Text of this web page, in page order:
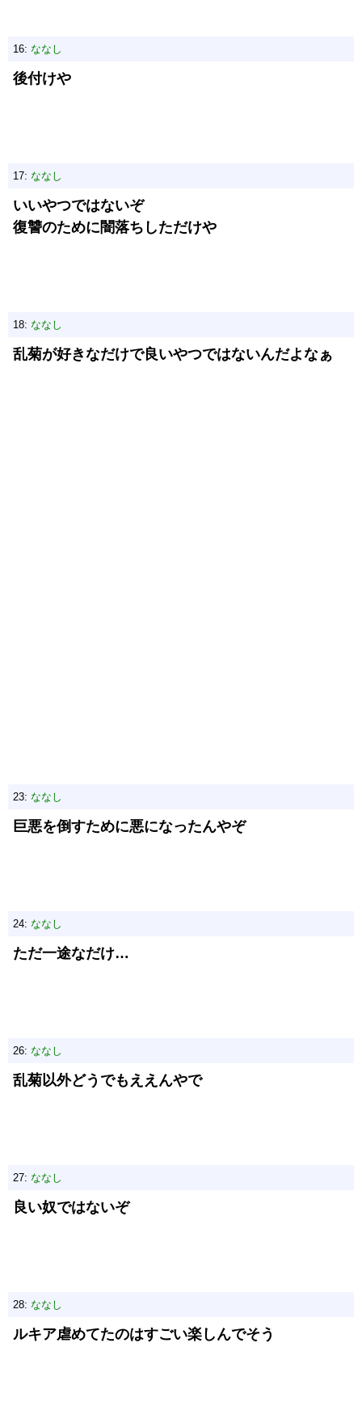
16: ななし
後付けや
17: ななし
いいやつではないぞ
復讐のために闇落ちしただけや
18: ななし
乱菊が好きなだけで良いやつではないんだよなぁ
23: ななし
巨悪を倒すために悪になったんやぞ
24: ななし
ただ一途なだけ…
26: ななし
乱菊以外どうでもええんやで
27: ななし
良い奴ではないぞ
28: ななし
ルキア虐めてたのはすごい楽しんでそう